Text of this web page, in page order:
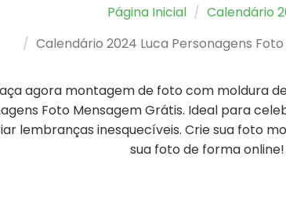
Página Inicial
Calendário
Calendário 2024 Luca Personagens
agora montagem de foto com moldura
Foto Mensagem Grátis. Ideal para
lembranças inesquecíveis. Crie sua foto
sua foto de forma online!